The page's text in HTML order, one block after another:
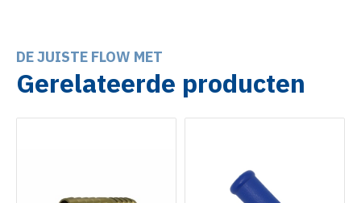
DE JUISTE FLOW MET
Gerelateerde producten